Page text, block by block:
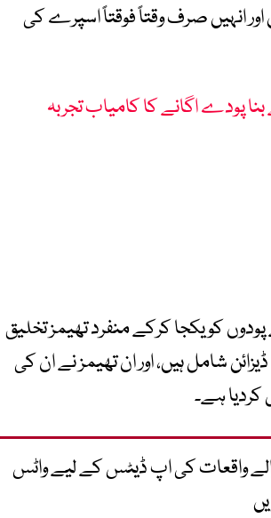
انہیں صرف وقتاً فوقتاً اسپرے کی
پودے اگانے کا کامیاب تجربہ
کو یکجا کرکے منفرد تھیمز تخلیق
شامل ہیں، اور ان تھیمز نے ان کی
ہے۔
واقعات کی اپ ڈیٹس کے لیے واٹس